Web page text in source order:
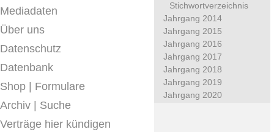
Mediadaten
Über uns
Datenschutz
Datenbank
Shop | Formulare
Archiv | Suche
Verträge hier kündigen
Stichwortverzeichnis
Jahrgang 2014
Jahrgang 2015
Jahrgang 2016
Jahrgang 2017
Jahrgang 2018
Jahrgang 2019
Jahrgang 2020